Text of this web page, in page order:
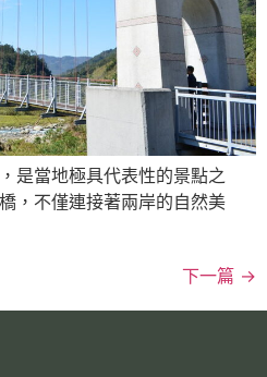
是當地極具代表性的景點之
，不僅連接著兩岸的自然美
下一篇 →